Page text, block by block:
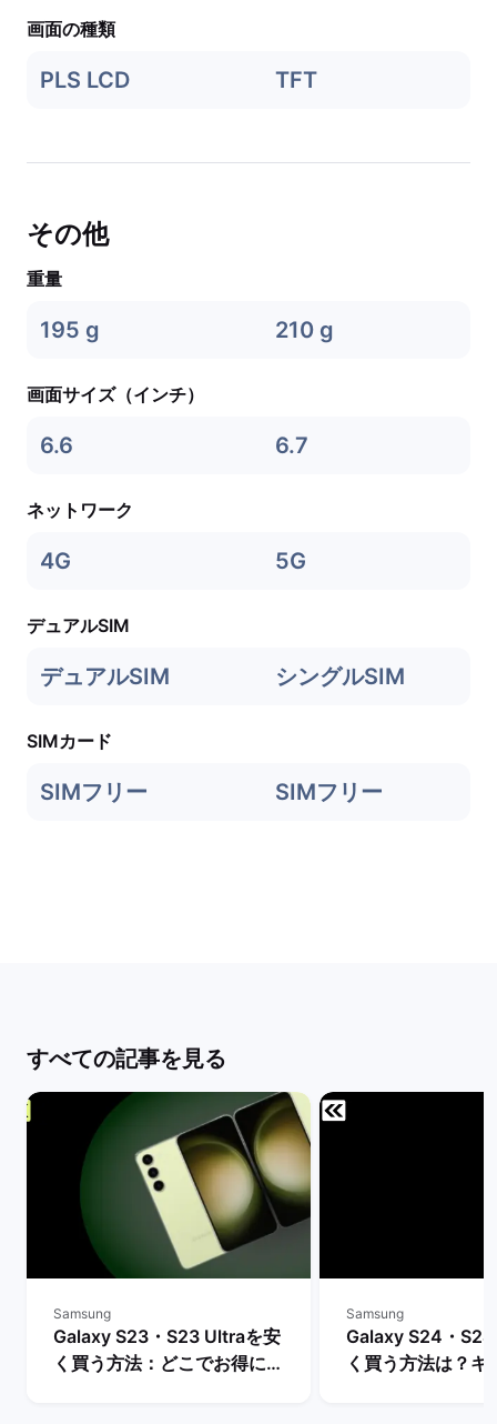
画面の種類
PLS LCD TFT
その他
重量
195 g 210 g
画面サイズ（インチ）
6.6 6.7
ネットワーク
4G 5G
デュアルSIM
デュアルSIM シングルSIM
SIMカード
SIMフリー SIMフリー
すべての記事を見る
Samsung
Galaxy S23・S23 Ultraを安
く買う方法：どこでお得に購
Samsung
Galaxy S24・
く買う方法は？キ